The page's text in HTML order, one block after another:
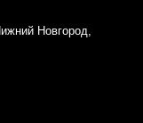
Новгород,